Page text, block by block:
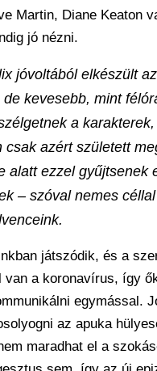
Martin, Diane Keaton
jó nézni.
jóvoltából elkészült
de kevesebb, mint
a
csak azért született
alatt ezzel gyűjtsenek
– szóval nemes
játszódik, és a
van a koronavírus, így
egymással.
az apuka
maradhat el a